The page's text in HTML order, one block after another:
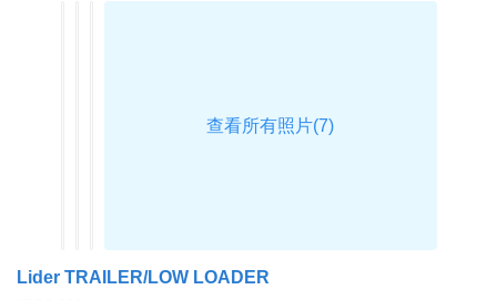
Lider TRAILER/LOW LOADER